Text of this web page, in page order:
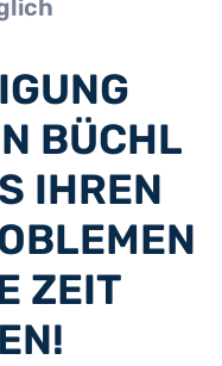
BÜCHL
IHREN
ZEIT